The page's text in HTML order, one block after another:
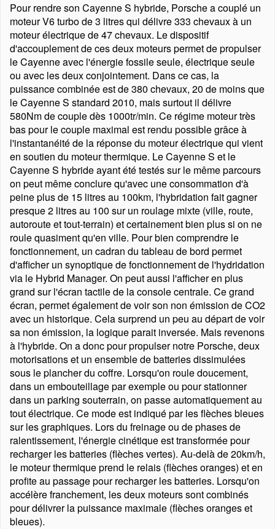
Pour rendre son Cayenne S hybride, Porsche a couplé un
moteur V6 turbo de 3 litres qui délivre 333 chevaux à un
moteur électrique de 47 chevaux. Le dispositif
d'accouplement de ces deux moteurs permet de propulser
le Cayenne avec l'énergie fossile seule, électrique seule
ou avec les deux conjointement. Dans ce cas, la
puissance combinée est de 380 chevaux, 20 de moins que
le Cayenne S standard 2010, mais surtout il délivre
580Nm de couple dès 1000tr/min. Ce régime moteur très
bas pour le couple maximal est rendu possible grâce à
l'instantanéité de la réponse du moteur électrique qui vient
en soutien du moteur thermique. Le Cayenne S et le
Cayenne S hybride ayant été testés sur le même parcours
on peut même conclure qu'avec une consommation d'à
peine plus de 15 litres au 100km, l'hybridation fait gagner
presque 2 litres au 100 sur un roulage mixte (ville, route,
autoroute et tout-terrain) et certainement bien plus si on ne
roule quasiment qu'en ville. Pour bien comprendre le
fonctionnement, un cadran du tableau de bord permet
d'afficher un synoptique de fonctionnement de l'hydridation
via le Hybrid Manager. On peut aussi l'afficher en plus
grand sur l'écran tactile de la console centrale. Ce grand
écran, permet également de voir son non émission de CO2
avec un historique. Cela surprend un peu au départ de voir
sa non émission, la logique parait inversée. Mais revenons
à l'hybride. On a donc pour propulser notre Porsche, deux
motorisations et un ensemble de batteries dissimulées
sous le plancher du coffre. Lorsqu'on roule doucement,
dans un embouteillage par exemple ou pour stationner
dans un parking souterrain, on passe automatiquement au
tout électrique. Ce mode est indiqué par les flèches bleues
sur les graphiques. Lors du freinage ou de phases de
ralentissement, l'énergie cinétique est transformée pour
recharger les batteries (flèches vertes). Au-delà de 20km/h,
le moteur thermique prend le relais (flèches oranges) et en
profite au passage pour recharger les batteries. Lorsqu'on
accélère franchement, les deux moteurs sont combinés
pour délivrer la puissance maximale (flèches oranges et
bleues).